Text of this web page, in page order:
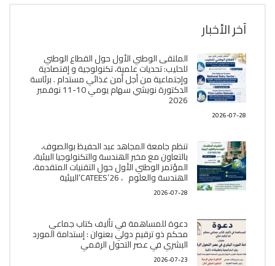
آخر الأخبار
الملتقى الوطني الأول حول القطاع الوطني
للحليب: تحديات علمية، تكنولوجية و إقتصادية
وإجتماعية من أجل أمن غذائي مستدام . برئاسة
الدكتورة نويشي سهام يومي 10-11 نوفمبر
2026
2026-07-28
تنظم جامعة المجاهد عبد الحفيظ بوالصوف،
بالتعاون مع مخبر الھندسة والتكنولوجيا البیئیة،
المؤتمر الوطني الأول حول التقنيات المتقدمة،
الھندسة والعلوم ، CATEES’26’البیئية
2026-07-28
دعوة للمساهمة في تأليف كتاب جماعي
محكم ذو ترقيم دولي بعنوان : إستدامة المورد
البشري في عصر التحول الرقمي
2026-07-23